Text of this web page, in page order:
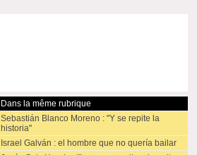
Dans la même rubrique
Sebastián Blanco Moreno : "Y se repite la
historia"
Israel Galván : el hombre que no quería bailar